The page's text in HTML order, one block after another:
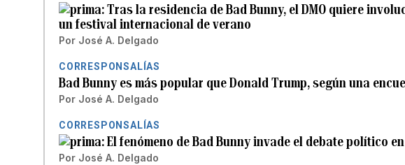
Tras la residencia de Bad Bunny, el DMO quiere
un festival internacional de verano
Por José A. Delgado
CORRESPONSALÍAS
Bad Bunny es más popular que Donald Trump, según una
Por José A. Delgado
CORRESPONSALÍAS
El fenómeno de Bad Bunny invade el debate político
Por José A. Delgado